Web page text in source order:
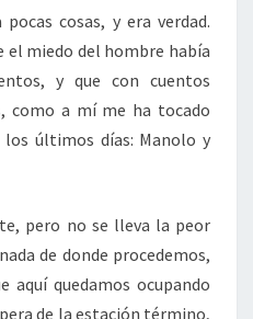
cosas, y era verdad.
el miedo del hombre había
y que con cuentos
como a mí me ha tocado
últimos días: Manolo y
pero no se lleva la peor
de donde procedemos,
aquí quedamos ocupando
de la estación término,